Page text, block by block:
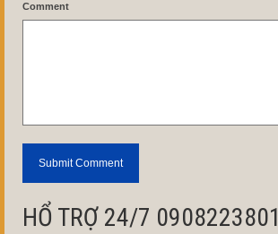
Comment
HỔ TRỢ 24/7 0908223801